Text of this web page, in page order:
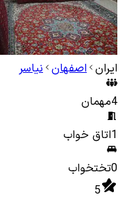
ایران اصفهان نیاسر
4مهمان
1اتاق خواب
0تختخواب
5